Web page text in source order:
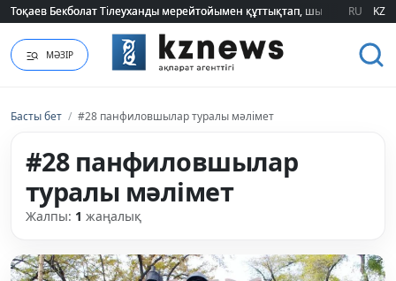
Тоқаев Бекболат Тілеуханды мерейтойымен құттықтап, шығармашылық
Тоқаев Бекболат Тілеуханды мерейтойымен құттықтап, шығармашылық
RU KZ
МӘЗІР
Басты бет / #28 панфиловшылар туралы мәлімет
#28 панфиловшылар
туралы мәлімет
Жалпы: 1 жаңалық